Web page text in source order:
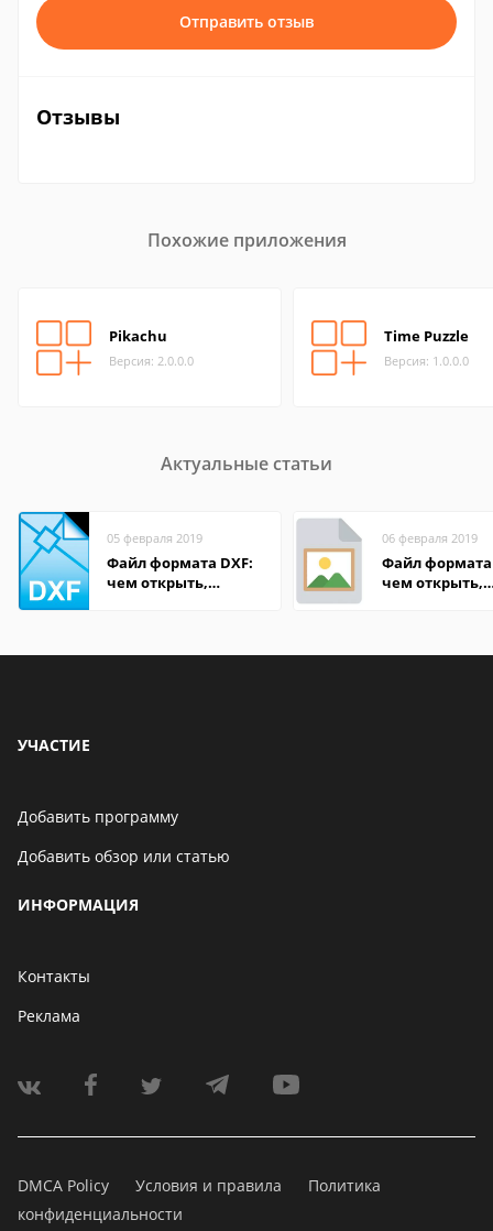
Отправить отзыв
Отзывы
Похожие приложения
Pikachu
Версия: 2.0.0.0
Time Puzzle
Версия: 1.0.0.0
Актуальные статьи
05 февраля 2019
Файл формата DXF:
чем открыть,
06 февраля 2019
Файл формата
чем открыть,
УЧАСТИЕ
Добавить программу
Добавить обзор или статью
ИНФОРМАЦИЯ
Контакты
Реклама
DMCA Policy Условия и правила
Политика
конфиденциальности